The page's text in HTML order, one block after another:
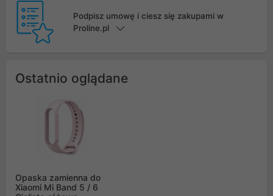
Podpisz umowę i ciesz się zakupami w
Proline.pl
Ostatnio oglądane
Opaska zamienna do
Xiaomi Mi Band 5 / 6